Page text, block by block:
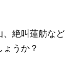
、絶叫蓮舫など
うか？